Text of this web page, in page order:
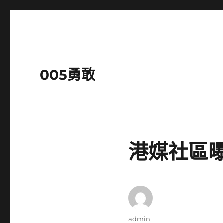
005勇敢
港媒社區
作
admin